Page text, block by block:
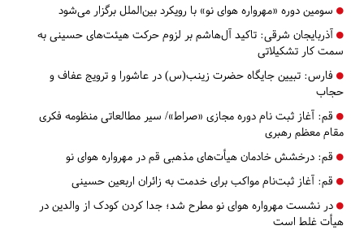
سومین دوره «مهرواره هوای نو» با رویکرد بین‌الملل برگزار می‌شود
آذربایجان شرقی: تاکید آل‌هاشم بر لزوم حرکت هیئت‌های حسینی به
سمت کار تشکیلاتی
فارس: تبیین جایگاه حضرت زینب(س) در عاشورا و ترویج عفاف و
حجاب
قم: آغاز ثبت نام دوره مجازی «صراط»/ سیر مطالعاتی منظومه فکری
مقام معظم رهبری
قم: درخشش خادمان هیأت‌های مذهبی قم در مهرواره هوای نو
قم: آغاز ثبت‌نام مواکب برای خدمت به زائران اربعین حسینی
در نشست مهرواره هوای نو مطرح شد؛ جدا کردن کودک از والدین در
هیأت غلط است